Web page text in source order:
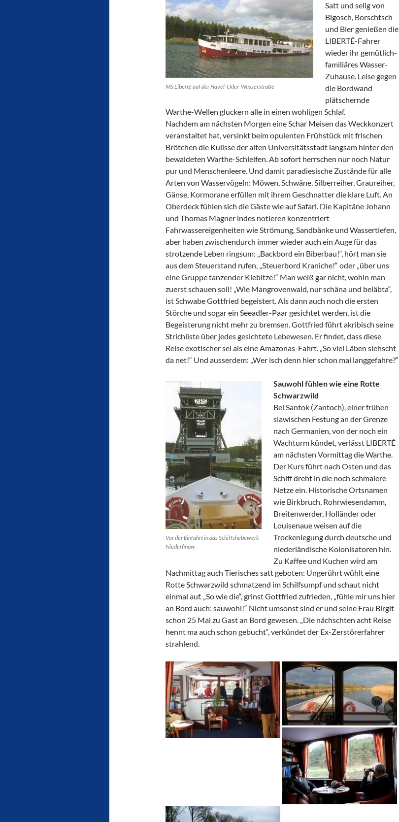
MS Liberté auf der Havel-Oder-Wasserstraße
Satt und selig von
Bigosch, Borschtsch
und Bier genießen die
LIBERTÉ-Fahrer
wieder ihr gemütlich-
familiäres Wasser-
Zuhause. Leise gegen
die Bordwand
plätschernde
Warthe-Wellen gluckern alle in einen wohligen Schlaf.
Nachdem am nächsten Morgen eine Schar Meisen das Weckkonzert
veranstaltet hat, versinkt beim opulenten Frühstück mit frischen
Brötchen die Kulisse der alten Universitätsstadt langsam hinter den
bewaldeten Warthe-Schleifen. Ab sofort herrschen nur noch Natur
pur und Menschenleere. Und damit paradiesische Zustände für alle
Arten von Wasservögeln: Möwen, Schwäne, Silberreiher, Graureiher,
Gänse, Kormorane erfüllen mit ihrem Geschnatter die klare Luft. An
Oberdeck fühlen sich die Gäste wie auf Safari. Die Kapitäne Johann
und Thomas Magner indes notieren konzentriert
Fahrwassereigenheiten wie Strömung, Sandbänke und Wassertiefen,
aber haben zwischendurch immer wieder auch ein Auge für das
strotzende Leben ringsum: „Backbord ein Biberbau!“, hört man sie
aus dem Steuerstand rufen, „Steuerbord Kraniche!“ oder „über uns
eine Gruppe tanzender Kiebitze!“ Man weiß gar nicht, wohin man
zuerst schauen soll! „Wie Mangrovenwald, nur schäna und beläbta“,
ist Schwabe Gottfried begeistert. Als dann auch noch die ersten
Störche und sogar ein Seeadler-Paar gesichtet werden, ist die
Begeisterung nicht mehr zu bremsen. Gottfried führt akribisch seine
Strichliste über jedes gesichtete Lebewesen. Er findet, dass diese
Reise exotischer sei als eine Amazonas-Fahrt. „So viel Läben siehscht
da net!“ Und ausserdem: „Wer isch denn hier schon mal langgefahre?“
Vor der Einfahrt in das Schiffshebewerk
Niederfinow
Sauwohl fühlen wie eine Rotte
Schwarzwild
Bei Santok (Zantoch), einer frühen
slawischen Festung an der Grenze
nach Germanien, von der noch ein
Wachturm kündet, verlässt LIBERTÉ
am nächsten Vormittag die Warthe.
Der Kurs führt nach Osten und das
Schiff dreht in die noch schmalere
Netze ein. Historische Ortsnamen
wie Birkbruch, Rohrwiesendamm,
Breitenwerder, Holländer oder
Louisenaue weisen auf die
Trockenlegung durch deutsche und
niederländische Kolonisatoren hin.
Zu Kaffee und Kuchen wird am
Nachmittag auch Tierisches satt geboten: Ungerührt wühlt eine
Rotte Schwarzwild schmatzend im Schilfsumpf und schaut nicht
einmal auf. „So wie die“, grinst Gottfried zufrieden, „fühle mir uns hier
an Bord auch: sauwohl!“ Nicht umsonst sind er und seine Frau Birgit
schon 25 Mal zu Gast an Bord gewesen. „Die nächschten acht Reise
hennt ma auch schon gebucht“, verkündet der Ex-Zerstörerfahrer
strahlend.